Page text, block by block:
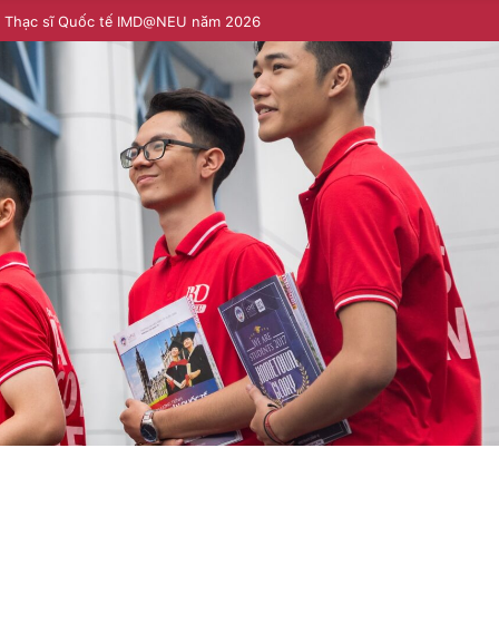
sĩ Quốc tế IMD@NEU năm 2026